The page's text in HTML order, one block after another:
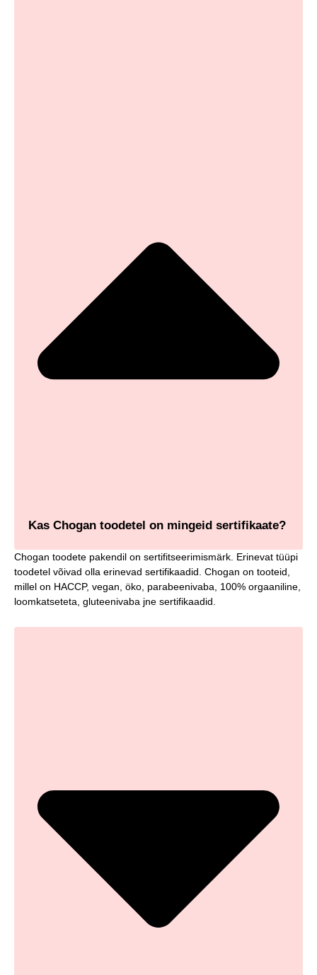
Kas Chogan toodetel on mingeid sertifikaate?
Chogan toodete pakendil on sertifitseerimismärk. Erinevat tüüpi
toodetel võivad olla erinevad sertifikaadid. Chogan on tooteid,
millel on HACCP, vegan, öko, parabeenivaba, 100% orgaaniline,
loomkatseteta, gluteenivaba jne sertifikaadid.